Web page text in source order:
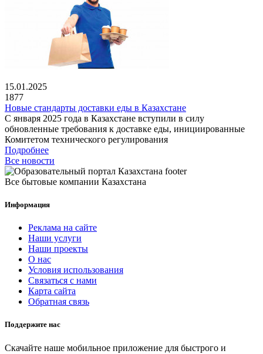
15.01.2025
1877
Новые стандарты доставки еды в Казахстане
С января 2025 года в Казахстане вступили в силу
обновленные требования к доставке еды, инициированные
Комитетом технического регулирования
Подробнее
Все новости
Все бытовые компании Казахстана
Информация
Реклама на сайте
Наши услуги
Наши проекты
О нас
Условия использования
Связаться с нами
Карта сайта
Обратная связь
Поддержите нас
Скачайте наше мобильное приложение для быстрого и